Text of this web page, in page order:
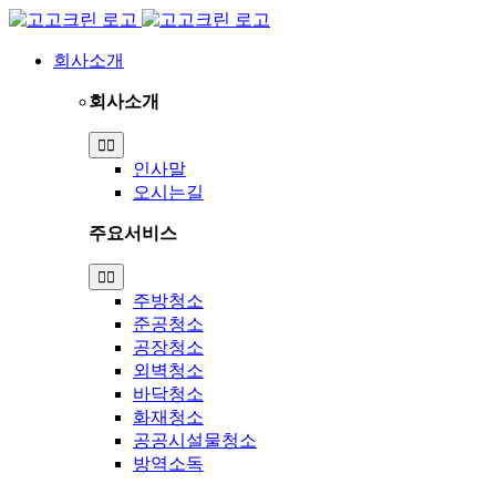
Skip
content회사소개
회사소개
Toggle
Navigation
인사말
오시는길
주요서비스
Toggle
Navigation
주방청소
준공청소
공장청소
외벽청소
바닥청소
화재청소
공공시설물청소
방역소독